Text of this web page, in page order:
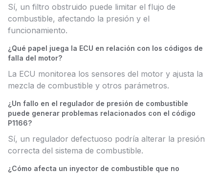
Sí, un filtro obstruido puede limitar el flujo de
combustible, afectando la presión y el
funcionamiento.
¿Qué papel juega la ECU en relación con los códigos de
falla del motor?
La ECU monitorea los sensores del motor y ajusta la
mezcla de combustible y otros parámetros.
¿Un fallo en el regulador de presión de combustible
puede generar problemas relacionados con el código
P1166?
Sí, un regulador defectuoso podría alterar la presión
correcta del sistema de combustible.
¿Cómo afecta un inyector de combustible que no